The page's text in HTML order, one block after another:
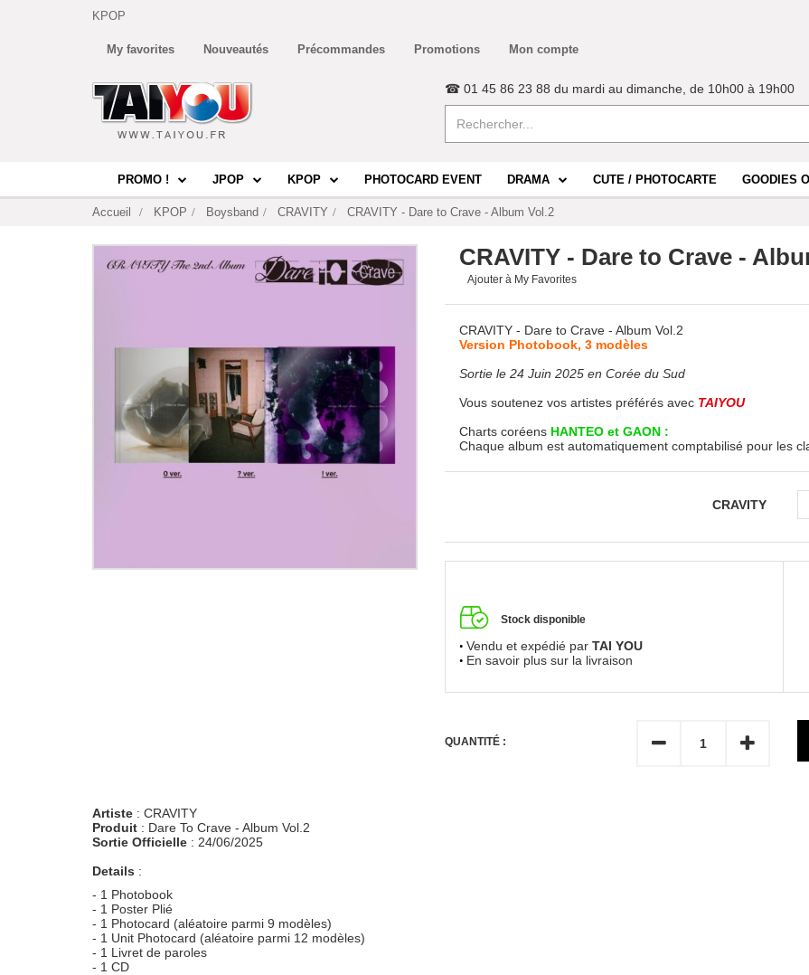
KPOP
My favorites Nouveautés Précommandes Promotions Mon compte
☎ 01 45 86 23 88 du mardi au dimanche, de 10h00 à 19h00
PROMO ! JPOP KPOP PHOTOCARD EVENT DRAMA CUTE / PHOTOCARTE GOODIES
Accueil KPOP Boysband CRAVITY CRAVITY - Dare to Crave - Album Vol.2
CRAVITY - Dare to Crave -
Ajouter à My Favorites
CRAVITY - Dare to Crave - Album Vol.2
Version Photobook, 3 modèles
Sortie le 24 Juin 2025 en Corée du Sud
Vous soutenez vos artistes préférés avec TAIYOU
Charts coréens HANTEO et GAON :
Chaque album est automatiquement comptabilisé pour les
CRAVITY
Stock disponible
Vendu et expédié par TAI YOU
En savoir plus sur la livraison
QUANTITÉ :
Artiste : CRAVITY
Produit : Dare To Crave - Album Vol.2
Sortie Officielle : 24/06/2025
Details :
- 1 Photobook
- 1 Poster Plié
- 1 Photocard (aléatoire parmi 9 modèles)
- 1 Unit Photocard (aléatoire parmi 12 modèles)
- 1 Livret de paroles
- 1 CD